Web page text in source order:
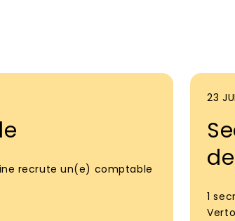
recrute un(e) comptable
23
1